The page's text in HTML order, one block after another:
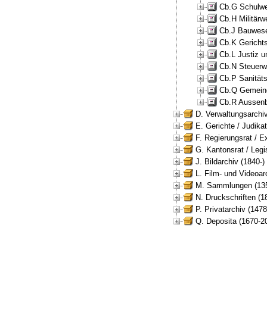
Cb.G
Cb.H
Cb.J
Cb.K
Cb.L Justiz
Cb.N
Cb.P
Cb.Q
Cb.R
D.
E. Gerichte /
F. Regierungsrat /
G. Kantonsrat /
J. Bildarchiv (1840-)
L. Film- und
M. Sammlungen
N. Druckschriften
P. Privatarchiv
Q. Deposita (1670-